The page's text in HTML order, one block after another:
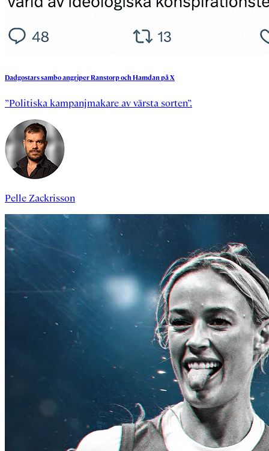
DadgostarssamboangriperRanstorpochHamdanpåX
”Politiska kampanjmakare av värsta sorten”.
Pelle Zackrisson